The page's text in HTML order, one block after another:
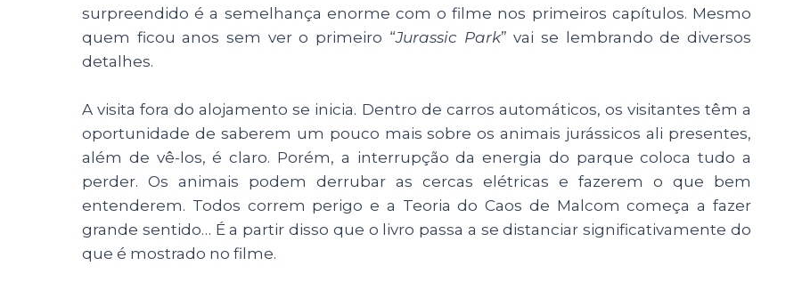
surpreendido é a semelhança enorme com o filme nos primeiros capítulos. Mesmo
quem ficou anos sem ver o primeiro “Jurassic Park” vai se lembrando de diversos
detalhes.
A visita fora do alojamento se inicia. Dentro de carros automáticos, os visitantes têm a
oportunidade de saberem um pouco mais sobre os animais jurássicos ali presentes,
além de vê-los, é claro. Porém, a interrupção da energia do parque coloca tudo a
perder. Os animais podem derrubar as cercas elétricas e fazerem o que bem
entenderem. Todos correm perigo e a Teoria do Caos de Malcom começa a fazer
grande sentido… É a partir disso que o livro passa a se distanciar significativamente do
que é mostrado no filme.